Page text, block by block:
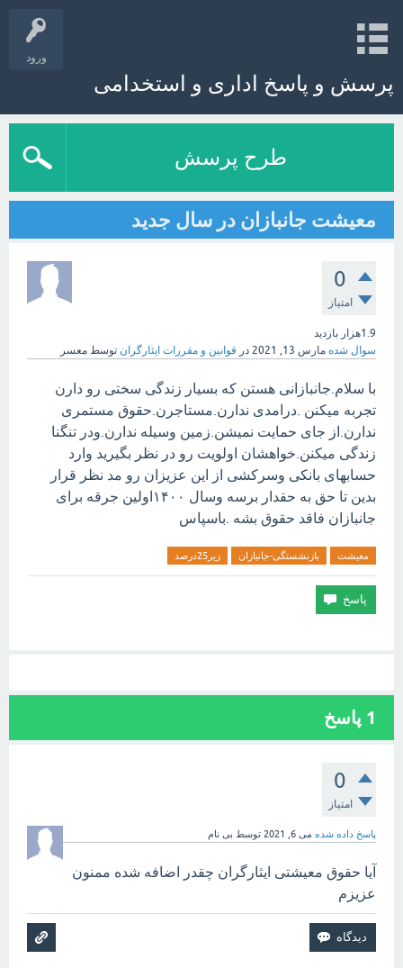
ورود
پرسش و پاسخ اداری و استخدامی
طرح پرسش
معیشت جانبازان در سال جدید
0
امتیاز
1.9هزار
بازدید
سوال شده مارس 13, 2021 در قوانین و مقررات ایثارگران توسط معسر
با سلام.جانبازانی هستن که بسیار زندگی سختی رو دارن
تجربه میکنن .درامدی ندارن.مستاجرن.حقوق مستمری
ندارن.از جای حمایت نمیشن.زمین وسیله ندارن.ودر تنگنا
زندگی میکنن.خواهشان اولویت رو در نظر بگیرید وارد
حسابهای بانکی وسرکشی از این عزیزان رو مد نظر قرار
بدین تا حق به حقدار برسه وسال ۱۴۰۰اولین جرقه برای
جانبازان فاقد حقوق بشه .باسپاس
معیشت بازنشستگی-جانبازان زیر25درصد
1 پاسخ
0
امتیاز
پاسخ داده شده می 6, 2021 توسط بی نام
آیا حقوق معیشتی ایثارگران چقدر اضافه شده ممنون
عزیزم